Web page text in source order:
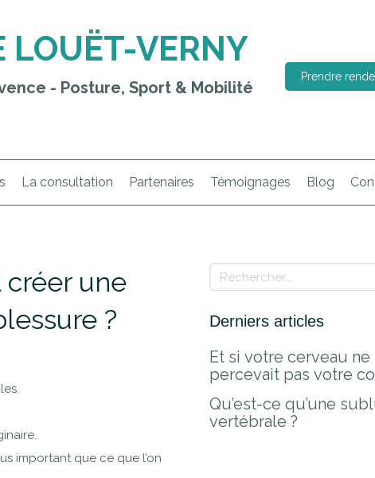
LOUËT-VERNY
Prendre
- Posture, Sport & Mobilité
La consultation Partenaires Témoignages Blog
une
?
important que ce que l’on
Rechercher
Derniers articles
Et si votre cerveau ne
percevait pas votre
Qu’est-ce qu’une
vertébrale ?